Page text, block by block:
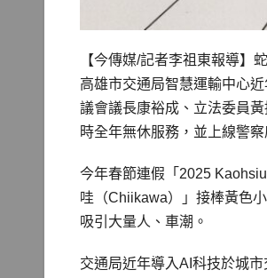
【今傳媒/記者李祖東報導】
高雄市交通局智慧運輸中心
議會議長康裕成、立法委員
時全年無休服務，並上線警
今年春節連假「2025
哇（Chiikawa）」接棒黃色
吸引大量人、車潮。
交通局近年導入AI科技於城